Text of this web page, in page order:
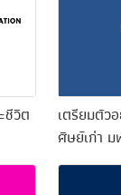
ชีวิต
เตรียมตัว
ศิษย์เก่า ม